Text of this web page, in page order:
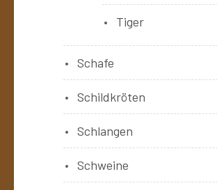
Tiger
Schafe
Schildkröten
Schlangen
Schweine